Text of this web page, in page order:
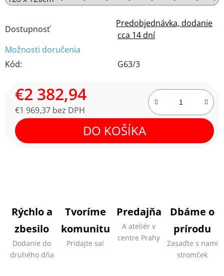
Dostupnosť
Predobjednávka, dodanie
cca 14 dní
Možnosti doručenia
Kód:
G63/3
€2 382,94
€1 969,37 bez DPH
Jednotková cena:
DO KOŠÍKA
Rýchlo a
zbesilo
Dodanie do
druhého dňa
Tvoríme
komunitu
Pridajte sa!
Predajňa
A ateliér v
centre Prahy
Dbáme o
prírodu
Zasaďte s nami
stromček